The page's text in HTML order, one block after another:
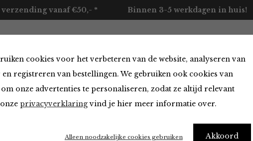
cookies voor het verbeteren van de website, analyseren van
en registreren van bestellingen. We gebruiken ook cookies van
onze advertenties te personaliseren, zodat ze altijd relevant
privacyverklaringvind je hier meer informatie over.
Akkoord
Alleen noodzakelijke cookies gebruiken
verzending vanaf €50,- * Binnen 3-5 werkdagen in huis!
Merken Over ons Contact
en Jumpsuits van Selected